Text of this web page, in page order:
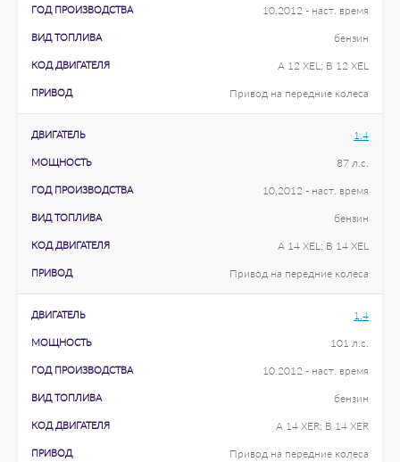
ГОД ПРОИЗВОДСТВА 10.2012 - наст. время
ВИД ТОПЛИВА бензин
КОД ДВИГАТЕЛЯ A 12 XEL; B 12 XEL
ПРИВОД Привод на передние колеса
ДВИГАТЕЛЬ 1.4
МОЩНОСТЬ 87 л.с.
ГОД ПРОИЗВОДСТВА 10.2012 - наст. время
ВИД ТОПЛИВА бензин
КОД ДВИГАТЕЛЯ A 14 XEL; B 14 XEL
ПРИВОД Привод на передние колеса
ДВИГАТЕЛЬ 1.4
МОЩНОСТЬ 101 л.с.
ГОД ПРОИЗВОДСТВА 10.2012 - наст. время
ВИД ТОПЛИВА бензин
КОД ДВИГАТЕЛЯ A 14 XER; B 14 XER
ПРИВОД Привод на передние колеса